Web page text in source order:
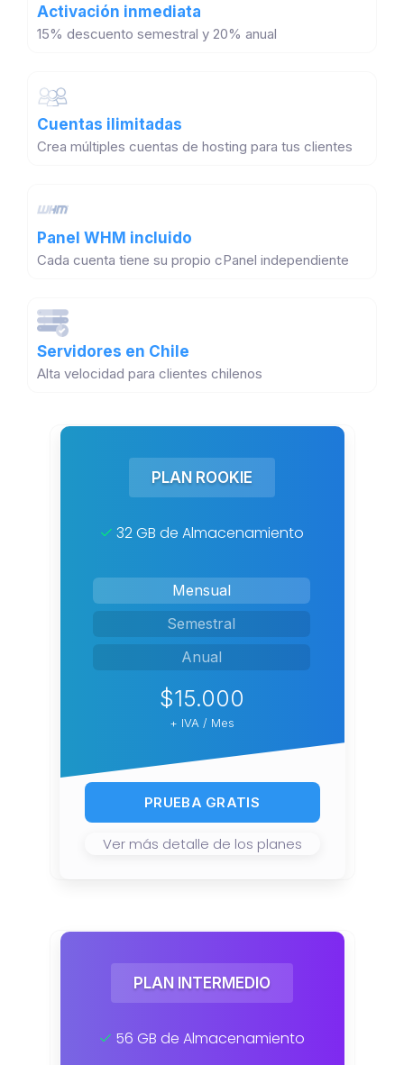
Activación inmediata
15% descuento semestral y 20% anual
Cuentas ilimitadas
Crea múltiples cuentas de hosting para tus clientes
Panel WHM incluido
Cada cuenta tiene su propio cPanel independiente
Servidores en Chile
Alta velocidad para clientes chilenos
PLAN ROOKIE
32 GB de Almacenamiento
Mensual
Semestral
Anual
$15.000
+ IVA / Mes
PRUEBA GRATIS
Ver más detalle de los planes
PLAN INTERMEDIO
56 GB de Almacenamiento